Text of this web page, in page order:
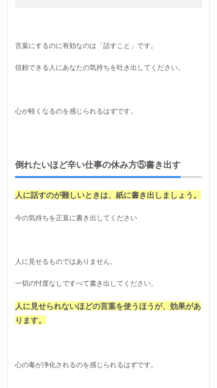
言葉にするのに有効なのは「話すこと」です。
信頼できる人にあなたの気持ちを吐き出してください。
心が軽くなるのを感じられるはずです。
倒れたいほど辛い仕事の休み方⑤書き出す
人に話すのが難しいときは、紙に書き出しましょう。
今の気持ちを正直に書き出してください
人に見せるものではありません。
一切の忖度なしですべて書き出してください。
人に見せられないほどの言葉を使うほうが、効果があ
ります。
心の毒が浄化されるのを感じられるはずです。